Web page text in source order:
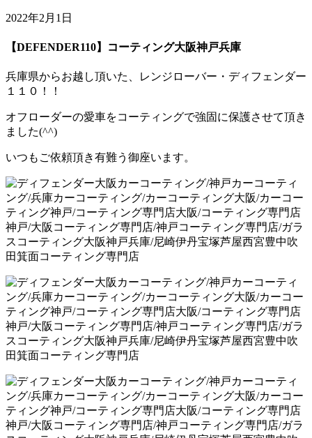
2022年2月1日
【DEFENDER110】コーティング大阪神戸兵庫
兵庫県からお越し頂いた、レンジローバー・ディフェンダー
１１０！！
オフローダーの愛車をコーティングで強固に保護させて頂き
ました(^^)
いつもご依頼頂き有難う御座います。